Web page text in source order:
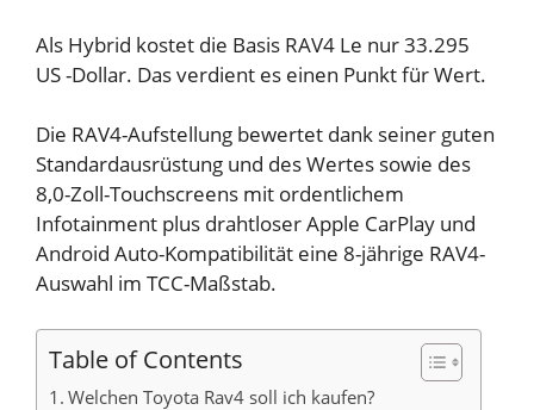
Als Hybrid kostet die Basis RAV4 Le nur 33.295
US -Dollar. Das verdient es einen Punkt für Wert.
Die RAV4-Aufstellung bewertet dank seiner guten
Standardausrüstung und des Wertes sowie des
8,0-Zoll-Touchscreens mit ordentlichem
Infotainment plus drahtloser Apple CarPlay und
Android Auto-Kompatibilität eine 8-jährige RAV4-
Auswahl im TCC-Maßstab.
Table of Contents
Welchen Toyota Rav4 soll ich kaufen?